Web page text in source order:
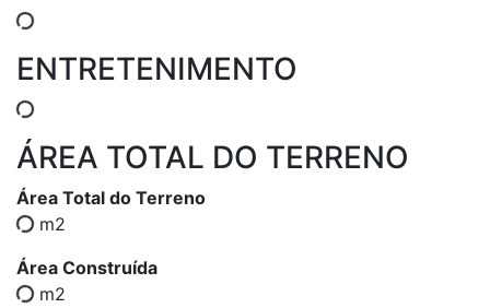
ENTRETENIMENTO
ÁREA TOTAL DO TERRENO
Área Total do Terreno
m2
Área Construída
m2